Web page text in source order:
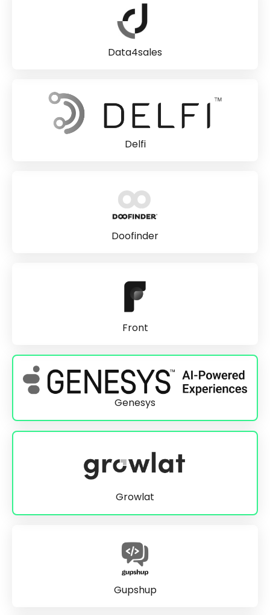
Data4sales
Delfi
Doofinder
Front
Genesys
Growlat
Gupshup